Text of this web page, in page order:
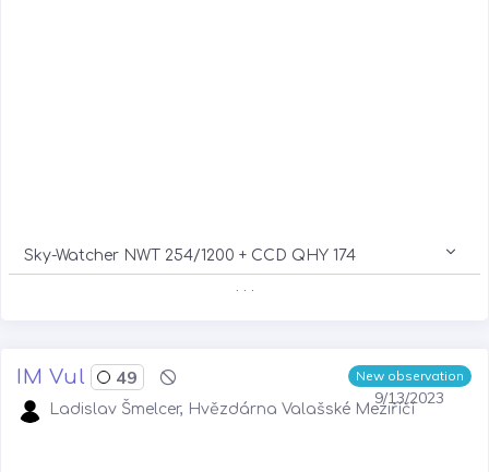
Sky-Watcher NWT 254/1200 + CCD QHY 174
. . .
New observation
9/13/2023
IM Vul 49
Ladislav Šmelcer, Hvězdárna Valašské Meziříčí